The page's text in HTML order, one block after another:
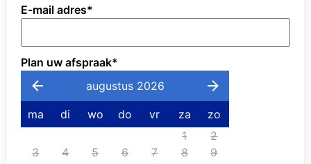
E-mail adres*
Plan uw afspraak*
augustus 2026
ma di wo do vr za
zo
1
2
3
4 5 6 7 8
9